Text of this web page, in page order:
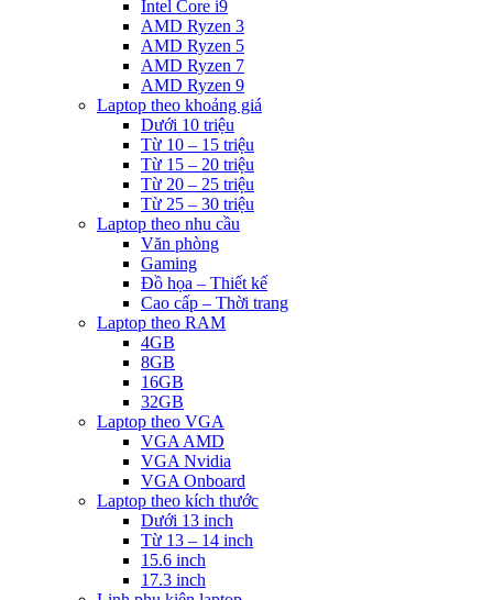
Intel Core i9
AMD Ryzen 3
AMD Ryzen 5
AMD Ryzen 7
AMD Ryzen 9
Laptop theo khoảng giá
Dưới 10 triệu
Từ 10 – 15 triệu
Từ 15 – 20 triệu
Từ 20 – 25 triệu
Từ 25 – 30 triệu
Laptop theo nhu cầu
Văn phòng
Gaming
Đồ họa – Thiết kế
Cao cấp – Thời trang
Laptop theo RAM
4GB
8GB
16GB
32GB
Laptop theo VGA
VGA AMD
VGA Nvidia
VGA Onboard
Laptop theo kích thước
Dưới 13 inch
Từ 13 – 14 inch
15.6 inch
17.3 inch